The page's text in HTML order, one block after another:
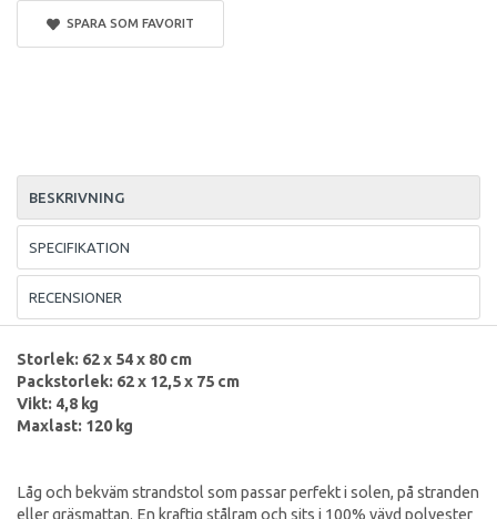
SPARA SOM FAVORIT
BESKRIVNING
SPECIFIKATION
RECENSIONER
Storlek: 62 x 54 x 80 cm
Packstorlek: 62 x 12,5 x 75 cm
Vikt: 4,8 kg
Maxlast: 120 kg
Låg och bekväm strandstol som passar perfekt i solen, på stranden
eller gräsmattan. En kraftig stålram och sits i 100% vävd polyester